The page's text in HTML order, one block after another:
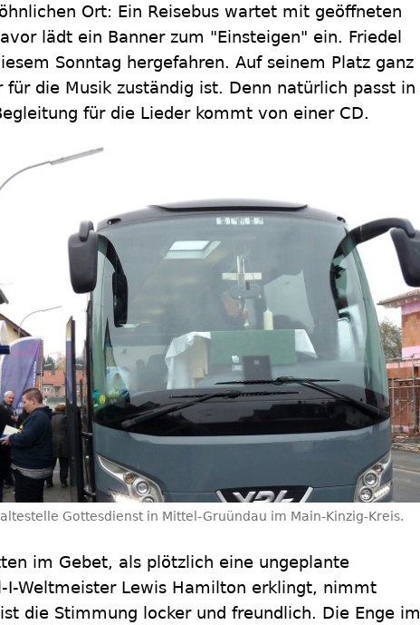
Ort: Ein Reisebus wartet mit geöffneten
lädt ein Banner zum "Einsteigen" ein. Friedel
Sonntag hergefahren. Auf seinem Platz ganz
die Musik zuständig ist. Denn natürlich passt in
für die Lieder kommt von einer CD.
Gottesdienst in Mittel-Gruündau im Main-Kinzig-Kreis.
im Gebet, als plötzlich eine ungeplante
I-Weltmeister Lewis Hamilton erklingt, nimmt
die Stimmung locker und freundlich. Die Enge im